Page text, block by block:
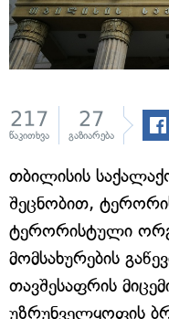
217
წაკითხვა
27
გაზიარება
თბილისის
შეცნობით,
ტერორისტული
მომსახურების
თავშესაფრის
უზრუნველყოფის